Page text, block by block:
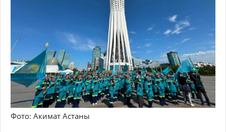
Фото: Акимат Астаны